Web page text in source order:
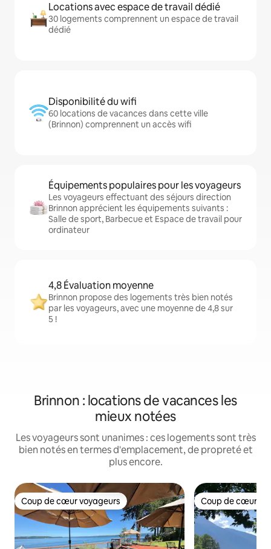
Locations avec espace de travail dédié
30 logements comprennent un espace de travail
dédié
Disponibilité du wifi
60 locations de vacances dans cette ville
(Brinnon) comprennent un accès wifi
Équipements populaires pour les voyageurs
Les voyageurs effectuant des séjours direction
Brinnon apprécient les équipements suivants :
Salle de sport, Barbecue et Espace de travail pour
ordinateur
4,8 Évaluation moyenne
Brinnon propose des logements très bien notés
par les voyageurs, avec une moyenne de 4,8 sur
5 !
Brinnon : locations de vacances les
mieux notées
Les voyageurs sont unanimes : ces logements sont très
bien notés en termes d'emplacement, de propreté et
plus encore.
Coup de cœur voyageurs
Coup de cœur voyageurs Coup de cœur
Coup de cœur